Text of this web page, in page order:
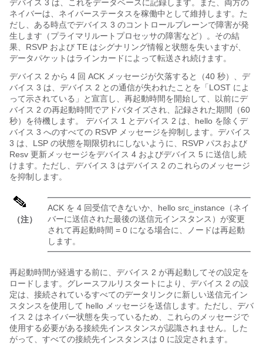
デバイス 3 は、これをデータベースに記録します。また、両方の
ネイバーは、ネイバーステータスを稼働中として維持します。た
だし、ある時点でデバイス 3 のコントロールプレーンで障害が発
生します（プライマリルートプロセッサの障害など）。その結
果、RSVP および TE はシグナリング情報と状態を失いますが、
データパケットはラインカードによって転送され続けます。
デバイス 2 から 4 回 ACK メッセージが欠落すると（40 秒）、デ
バイス 3 は、デバイス 2 との通信が失われたことを「LOST によ
って示されている」と宣言し、再起動時間を開始して、以前にデ
バイス 2 の再起動時間でアドバタイズされ、記録された期間（60
秒）を待機します。 デバイス 1 とデバイス 2 は、hello を除くデ
バイス 3 へのすべての RSVP メッセージを抑制します。デバイス
3 は、LSP の状態を期限切れにしないように、RSVP パスおよび
Resv 更新メッセージをデバイス 4 およびデバイス 5 に送信し続
けます。ただし、デバイス 3 はデバイス 2 のこれらのメッセージ
を抑制します。
（注）
ACK を 4 回受信できないか、hello src_instance（ネイ
バーに送信された最後の送信元インスタンス）が変更
されて再起動時間 = 0 になる場合に、ノードは再起動
します。
再起動時間が経過する前に、デバイス 2 が再起動してその設定を
ロードします。グレースフルリスタートにより、デバイス 2 の設
定は、接続されているすべてのデータリンクに新しい送信元イン
スタンスを使用して hello メッセージを送信します。ただし、デバ
イス 2 はネイバー状態を失っているため、これらのメッセージで
使用する必要がある接続先インスタンスが認識されません。した
がって、すべての接続先インスタンスは 0 に設定されます。